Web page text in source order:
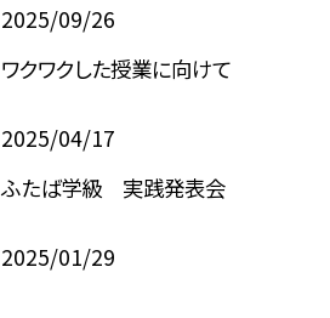
2025/09/26
ワクワクした授業に向けて
2025/04/17
ふたば学級 実践発表会
2025/01/29